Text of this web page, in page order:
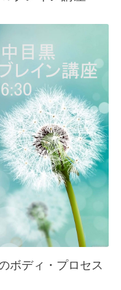
ボディ・プロセス